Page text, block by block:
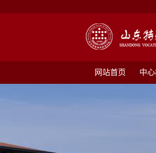
网站首页 中